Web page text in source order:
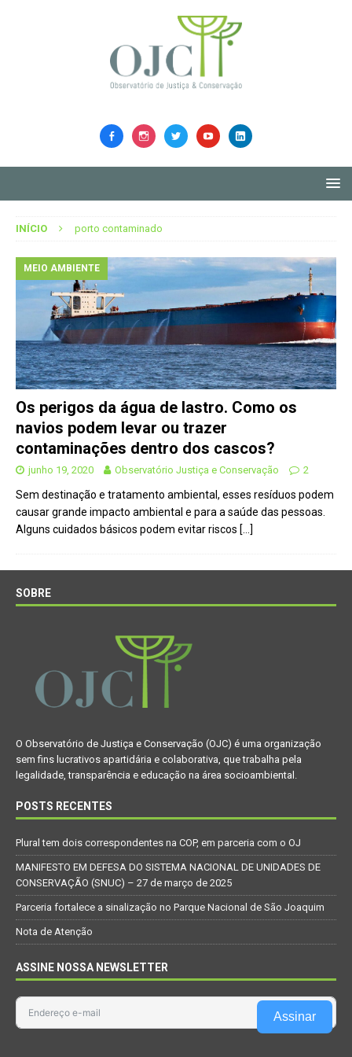
INÍCIO porto contaminado
MEIO AMBIENTE
Os perigos da água de lastro. Como os
navios podem levar ou trazer
contaminações dentro dos cascos?
junho 19, 2020 Observatório Justiça e Conservação 2
Sem destinação e tratamento ambiental, esses resíduos podem
causar grande impacto ambiental e para a saúde das pessoas.
Alguns cuidados básicos podem evitar riscos […]
SOBRE
O Observatório de Justiça e Conservação (OJC) é uma organização
sem fins lucrativos apartidária e colaborativa, que trabalha pela
legalidade, transparência e educação na área socioambiental.
POSTS RECENTES
Plural tem dois correspondentes na COP, em parceria com o OJ
MANIFESTO EM DEFESA DO SISTEMA NACIONAL DE UNIDADES DE
CONSERVAÇÃO (SNUC) – 27 de março de 2025
Parceria fortalece a sinalização no Parque Nacional de São Joaquim
Nota de Atenção
ASSINE NOSSA NEWSLETTER
Assinar